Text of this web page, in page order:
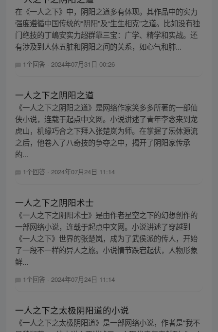
在《一人之下》中，阴阳之道多有体现。其作品中的实力
强度遵循中国传统的“阴阳”及“生生相克”之道。比如没有独
门绝技的丁嶋安实力超群靠三宝：广学、精学和实战。还
有涉及到人体五脏和阴阳之间的关系，如心气和肺...
1个回答 · 2024年07月31日 00:26
一人之下之阴阳之道
《一人之下之阴阳之道》是网络作家笑多多所著的一部仙
侠小说，连载于起点中文网。小说讲述了青年李念来到龙
虎山，机缘巧合之下拜入张楚岚为师。在掌握了炁体源流
之后，他卷入了八奇技的争夺之中，揭开了阴阳家传承
的...
1个回答 · 2024年07月24日 11:14
一人之下之阴阳术士
《一人之下之阴阳术士》是由作者星空之下的幻想创作的
一部网络小说，连载于起点中文网。小说讲述了穿越到
《一人之下》世界的张楚岚，成为了武侯派的传人，开始
了一段不一样的异人之旅。小说情节跌宕起伏，人物形象
鲜...
1个回答 · 2024年07月24日 11:14
一人之下之太极阴阳道的小说
《一人之下之太极阴阳道》是一部网络小说，作者是“我不